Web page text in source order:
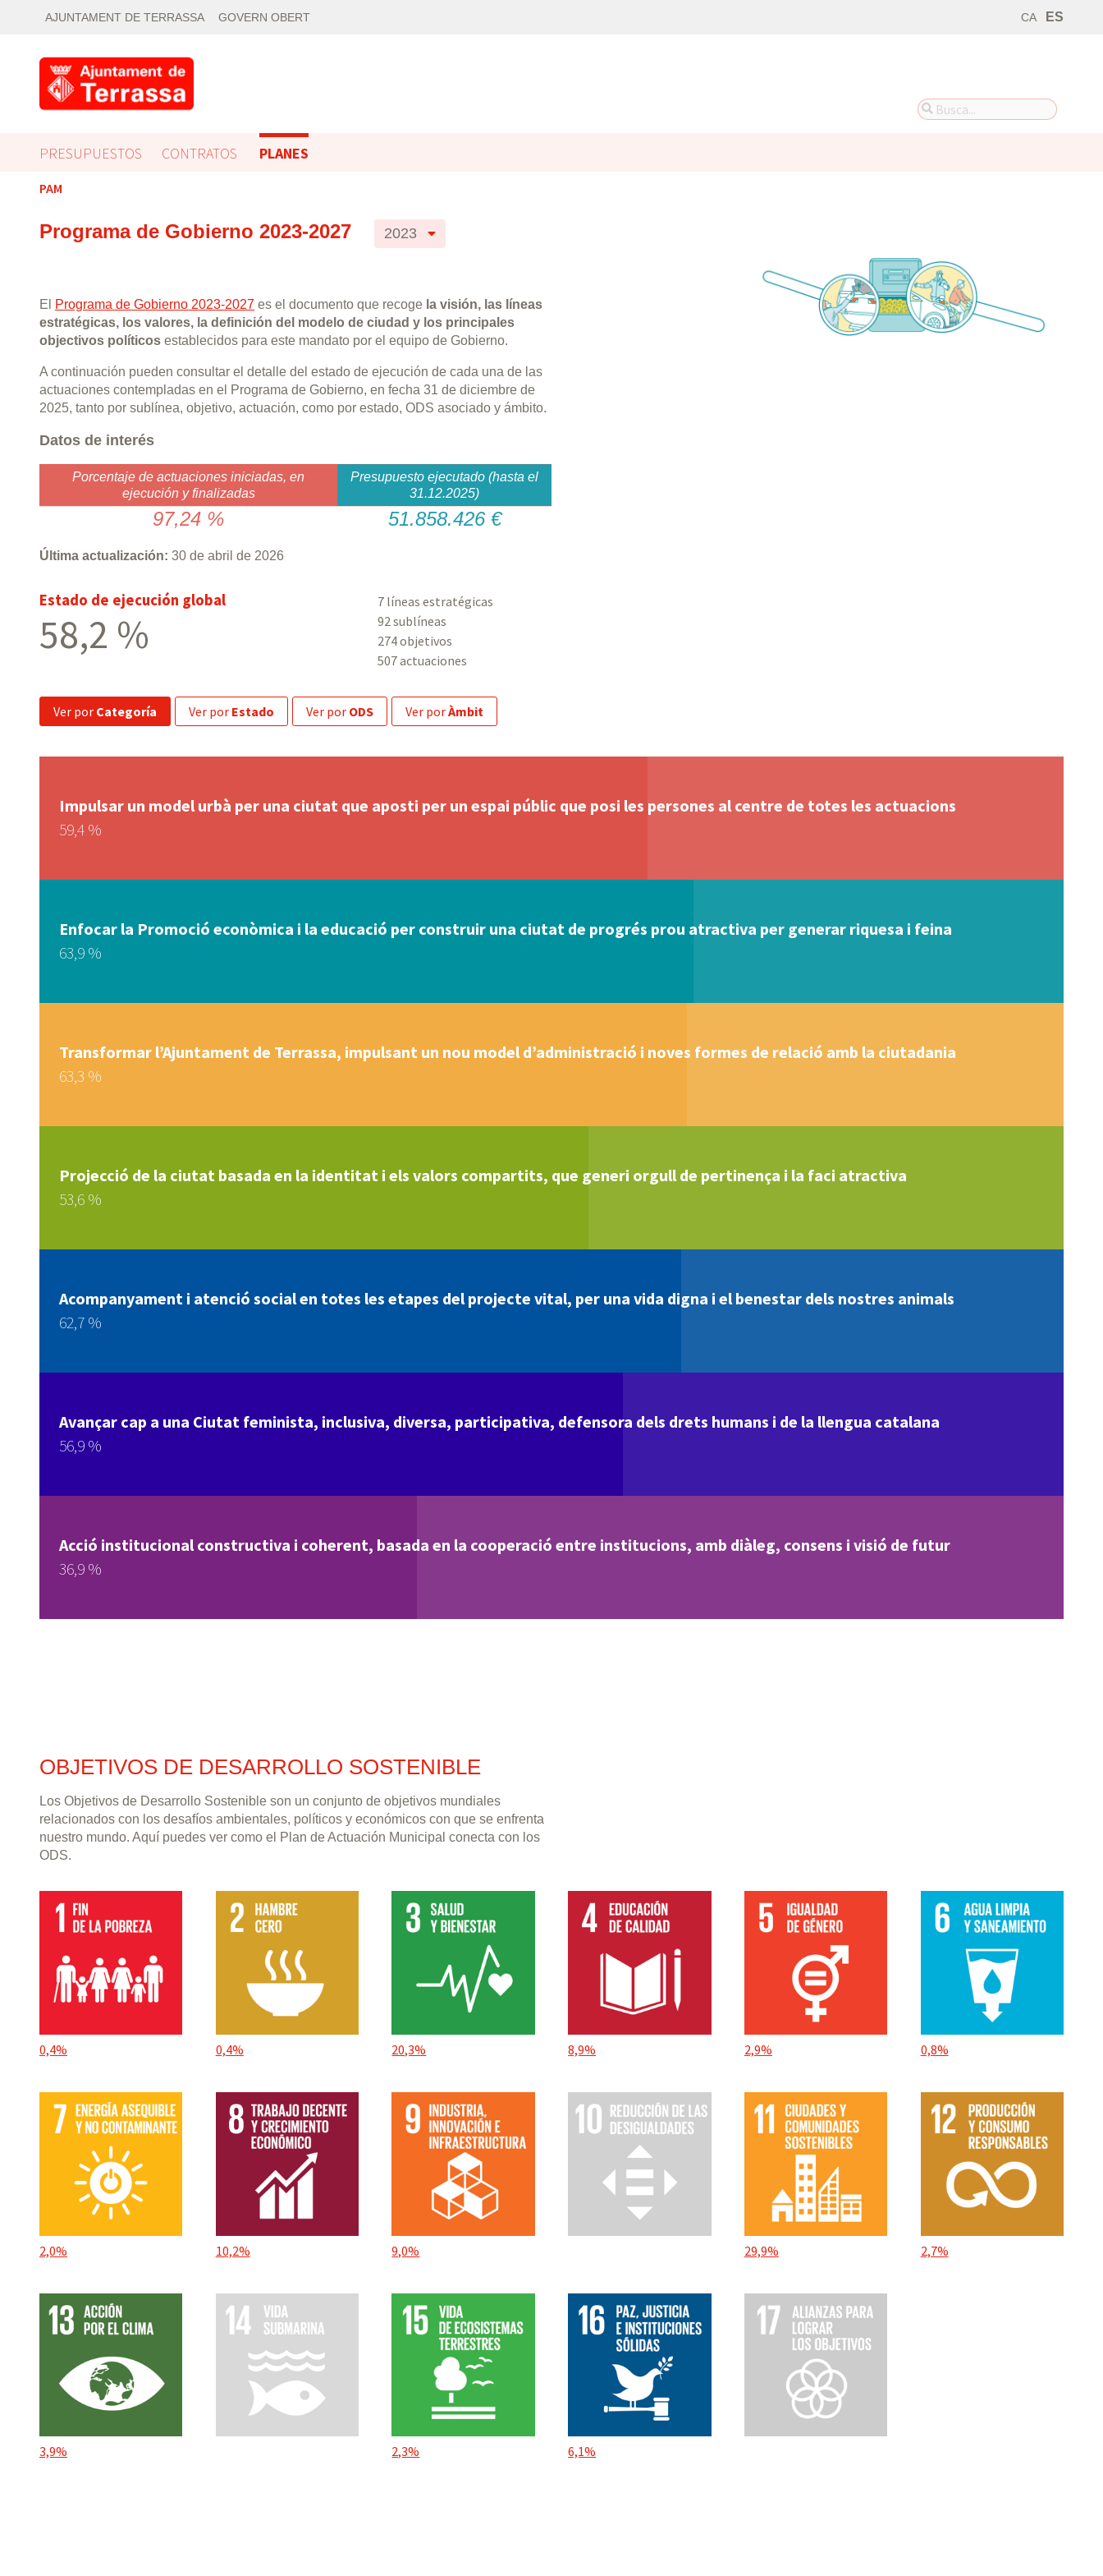
AJUNTAMENT DE TERRASSA GOVERN OBERT CA ES
PRESUPUESTOS CONTRATOS PLANES
PAM
Programa de Gobierno 2023-2027 2023
El Programa de Gobierno 2023-2027 es el documento que recoge la visión, las líneas
estratégicas, los valores, la definición del modelo de ciudad y los principales
objectivos políticos establecidos para este mandato por el equipo de Gobierno.
A continuación pueden consultar el detalle del estado de ejecución de cada una de las
actuaciones contempladas en el Programa de Gobierno, en fecha 31 de diciembre de
2025, tanto por sublínea, objetivo, actuación, como por estado, ODS asociado y ámbito.
Datos de interés
Porcentaje de actuaciones iniciadas, en
ejecución y finalizadas
Presupuesto ejecutado (hasta el
31.12.2025)
97,24 % 51.858.426 €
Última actualización: 30 de abril de 2026
Estado de ejecución global
58,2 %
7 líneas estratégicas
92 sublíneas
274 objetivos
507 actuaciones
ver por Categoría ver por Estado ver por ODS ver porÀmbit
Impulsar un model urbà per una ciutat que aposti per un espai públic que posi les persones al centre de totes les actuacions
59,4 %
Enfocar la Promoció econòmica i la educació per construir una ciutat de progrés prou atractiva per generar riquesa i feina
63,9 %
Transformar l’Ajuntament de Terrassa, impulsant un nou model d’administració i noves formes de relació amb la ciutadania
63,3 %
Projecció de la ciutat basada en la identitat i els valors compartits, que generi orgull de pertinença i la faci atractiva
53,6 %
Acompanyament i atenció social en totes les etapes del projecte vital, per una vida digna i el benestar dels nostres animals
62,7 %
Avançar cap a una Ciutat feminista, inclusiva, diversa, participativa, defensora dels drets humans i de la llengua catalana
56,9 %
Acció institucional constructiva i coherent, basada en la cooperació entre institucions, amb diàleg, consens i visió de futur
36,9 %
OBJETIVOS DE DESARROLLO SOSTENIBLE
Los Objetivos de Desarrollo Sostenible son un conjunto de objetivos mundiales
relacionados con los desafíos ambientales, políticos y económicos con que se enfrenta
nuestro mundo. Aquí puedes ver como el Plan de Actuación Municipal conecta con los
ODS.
0,4% 0,4% 20,3% 8,9% 2,9% 0,8%
2,0% 10,2% 9,0% 29,9% 2,7%
3,9% 2,3% 6,1%